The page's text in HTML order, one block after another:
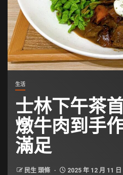
生活
士林下午茶
燉牛肉到手
滿足
民生 頭條 2025 年 12 月 11 日